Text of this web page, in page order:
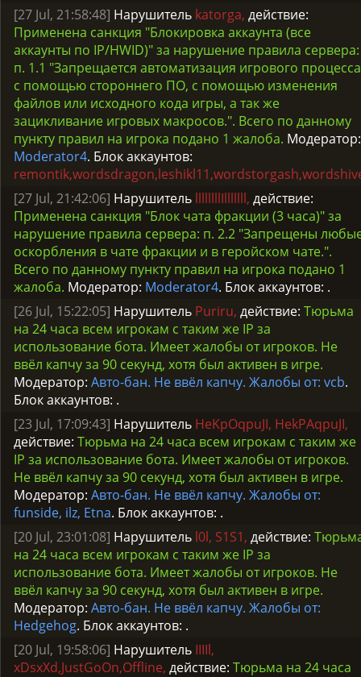
[27 Jul, 21:58:48] Нарушитель katorga, действие:
Применена санкция "Блокировка аккаунта (все
аккаунты по IP/HWID)" за нарушение правила сервера:
п. 1.1 "Запрещается автоматизация игрового процесса
с помощью стороннего ПО, с помощью изменения
файлов или исходного кода игры, а так же
зацикливание игровых макросов.". Всего по данному
пункту правил на игрока подано 1 жалоба. Модератор:
Moderator4. Блок аккаунтов:
[27 Jul, 21:42:06] Нарушитель llllllllIlllllll, действие:
Применена санкция "Блок чата фракции (3 часа)" за
нарушение правила сервера: п. 2.2 "Запрещены
оскорбления в чате фракции и в геройском чате.".
Всего по данному пункту правил на игрока подано 1
жалоба. Модератор: Moderator4. Блок аккаунтов: .
[26 Jul, 15:22:05] Нарушитель Puriru, действие: Тюрьма
на 24 часа всем игрокам с таким же IP за
использование бота. Имеет жалобы от игроков. Не
ввёл капчу за 90 секунд, хотя был активен в игре.
Модератор: Авто-бан. Не ввёл капчу. Жалобы от: vcb.
Блок аккаунтов: .
[23 Jul, 17:09:43] Нарушитель HeKpOqpuJI, HekPAqpuJI,
действие: Тюрьма на 24 часа всем игрокам с таким же
IP за использование бота. Имеет жалобы от игроков.
Не ввёл капчу за 90 секунд, хотя был активен в игре.
Модератор: Авто-бан. Не ввёл капчу. Жалобы от:
funside, ilz, Etna. Блок аккаунтов: .
[20 Jul, 23:01:08] Нарушитель l0l, S1S1, действие:
на 24 часа всем игрокам с таким же IP за
использование бота. Имеет жалобы от игроков. Не
ввёл капчу за 90 секунд, хотя был активен в игре.
Модератор: Авто-бан. Не ввёл капчу. Жалобы от:
Hedgehog. Блок аккаунтов: .
[20 Jul, 19:58:06] Нарушитель IIIIl,
xDsxXd,JustGoOn,Offline, действие: Тюрьма на 24 часа